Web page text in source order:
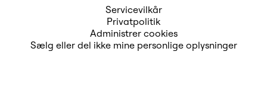
Servicevilkår
Privatpolitik
Administrer cookies
Sælg eller del ikke mine personlige oplysninger